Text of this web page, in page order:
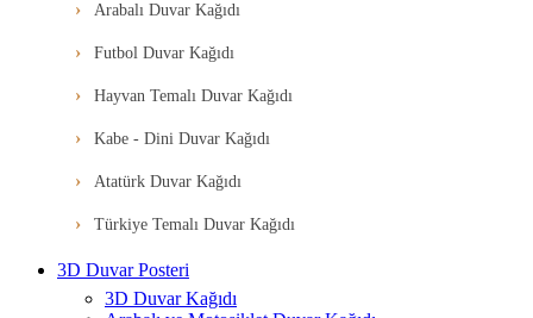
Arabalı Duvar Kağıdı
Futbol Duvar Kağıdı
Hayvan Temalı Duvar Kağıdı
Kabe - Dini Duvar Kağıdı
Atatürk Duvar Kağıdı
Türkiye Temalı Duvar Kağıdı
3D Duvar Posteri
3D Duvar Kağıdı